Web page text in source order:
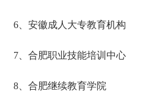
6、安徽成人大专教育机构
7、合肥职业技能培训中心
8、合肥继续教育学院